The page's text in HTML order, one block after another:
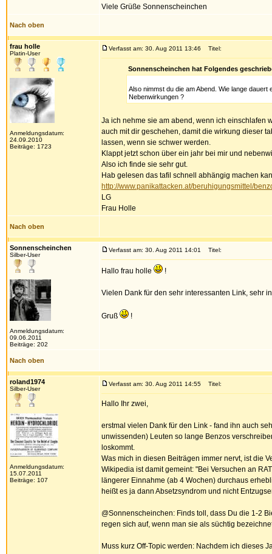
Viele Grüße Sonnenscheinchen
Nach oben
frau holle
Platin-User
Anmeldungsdatum:
24.09.2010
Beiträge: 1723
Verfasst am: 30. Aug 2011 13:46 Titel:
Sonnenscheinchen hat Folgendes
Also nimmst du die am Abend. Wie lange
Nebenwirkungen ?
Ja ich nehme sie am abend, wenn ich einschlafen
auch mit dir geschehen, damit die wirkung dieser
lassen, wenn sie schwer werden.
Klappt jetzt schon über ein jahr bei mir und
Also ich finde sie sehr gut.
Hab gelesen das tafil schnell abhängig machen
http://www.panikattacken.at/beruhigungsmittel/
LG
Frau Holle
Nach oben
Sonnenscheinchen
Silber-User
Anmeldungsdatum:
09.06.2011
Beiträge: 202
Verfasst am: 30. Aug 2011 14:01 Titel:
Hallo frau holle !
Vielen Dank für den sehr interessanten Link, sehr
Gruß !
Nach oben
roland1974
Silber-User
Anmeldungsdatum:
15.07.2011
Beiträge: 107
Verfasst am: 30. Aug 2011 14:55 Titel:
Hallo Ihr zwei,
erstmal vielen Dank für den Link - fand ihn auch
unwissenden) Leuten so lange Benzos
loskommt.
Was mich in diesen Beiträgen immer nervt, ist die
Wikipedia ist damit gemeint: "Bei Versuchen an
längerer Einnahme (ab 4 Wochen) durchaus
heißt es ja dann Absetzsyndrom und nicht
@Sonnenscheinchen: Finds toll, dass Du die 1-2
regen sich auf, wenn man sie als süchtig
Muss kurz Off-Topic werden: Nachdem ich dieses